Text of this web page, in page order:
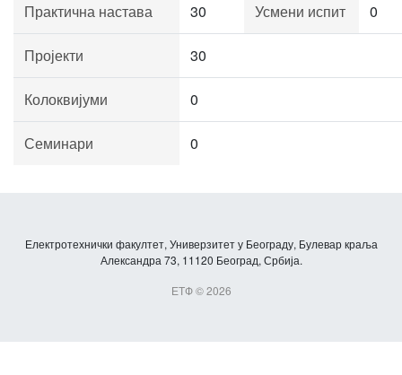
Практична настава 30 Усмени испит 0
Пројекти 30
Колоквијуми 0
Семинари 0
Електротехнички факултет, Универзитет у Београду, Булевар краља
Александра 73, 11120 Београд, Србија.
ЕТФ © 2026